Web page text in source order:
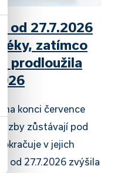
od 27.7.2026
zatímco
prodloužila
na konci července
zůstávají pod
v jejich
od 27.7.2026 zvýšila